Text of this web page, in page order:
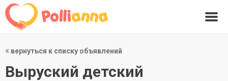
вернуться к списку объявлений
Выруский детский